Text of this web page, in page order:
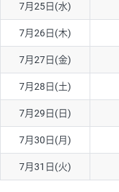
7月25日(水)
7月26日(木)
7月27日(金)
7月28日(土)
7月29日(日)
7月30日(月)
7月31日(火)